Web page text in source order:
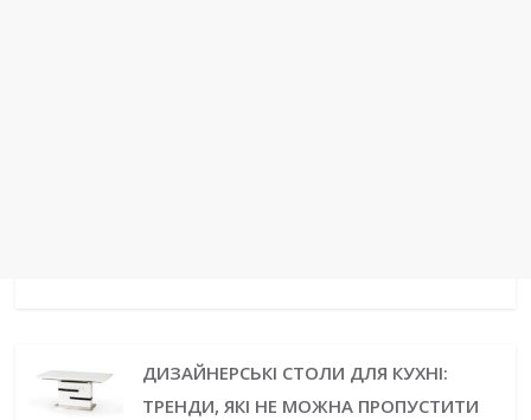
ДИЗАЙНЕРСЬКІ СТОЛИ ДЛЯ КУХНІ:
ТРЕНДИ, ЯКІ НЕ МОЖНА ПРОПУСТИТИ